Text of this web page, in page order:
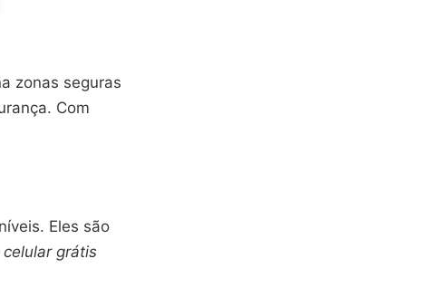
zonas seguras
Com
Eles são
grátis